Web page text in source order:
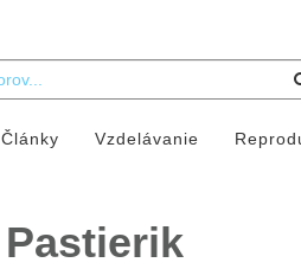
Články Vzdelávanie
Pastierik